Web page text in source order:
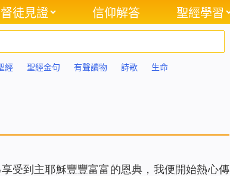
徒見證 信仰解答 聖經學習
經 聖經金句 有聲讀物 詩歌 生命
受到主耶穌豐豐富富的恩典，我便開始熱心傳